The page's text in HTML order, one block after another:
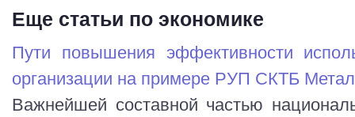
Еще статьи по экономике
Пути повышения эффективности
организации на примере РУП СКТБ
Важнейшей составной частью